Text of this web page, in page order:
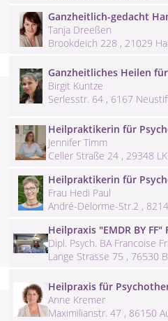
Ganzheitlich-gedacht
Tanja Dreeßen
Brookdeich 228 , 21029
Ganzheitliches Heilen
Birgit Kuntze
Serlesstr. 64 , 6167
Heilpraktikerin für
Jennifer Timm
Celler Straße 24 , 29348
Heilpraktikerin für
Frau Hedi Paul
André-Delorme-Str.2 ,
Heilpraxis "EMDR BY
Dipl. Psych. BA Francoise
Lange Strasse 75 , 76530
Heilpraxis für
Anne Kremer
Maximilianstr. 47 , 86150